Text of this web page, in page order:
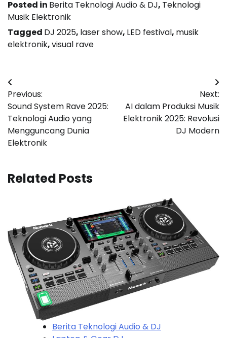
Posted in Berita Teknologi Audio & DJ, Teknologi
Musik Elektronik
Tagged DJ 2025, laser show, LED festival, musik
elektronik,visual rave
Post
navigation
Previous:
Sound System Rave 2025:
Teknologi Audio yang
Mengguncang Dunia
Elektronik
Next:
AI dalam Produksi Musik
Elektronik 2025: Revolusi
DJ Modern
Related Posts
Berita Teknologi Audio & DJ